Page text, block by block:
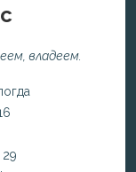
владеем.
29